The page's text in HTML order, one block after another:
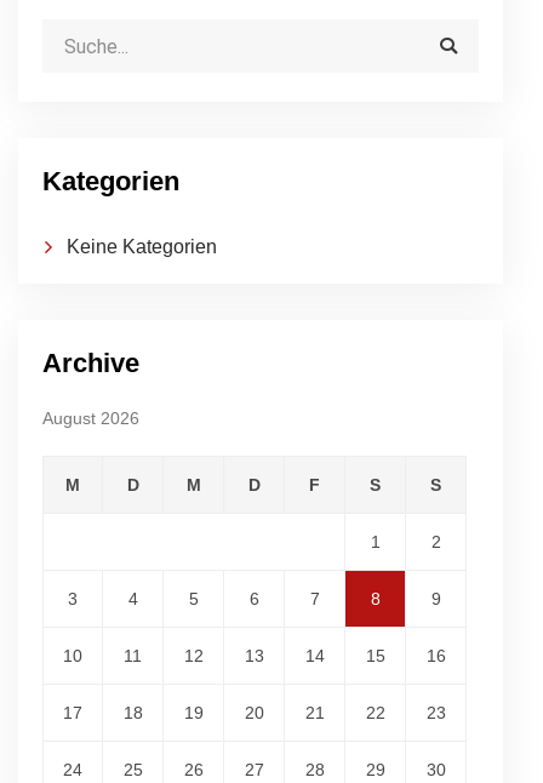
Kategorien
Keine Kategorien
Archive
August 2026
M D M D F S S
1 2
3 4 5 6 7 8 9
10 11 12 13 14 15 16
17 18 19 20 21 22 23
24 25 26 27 28 29 30